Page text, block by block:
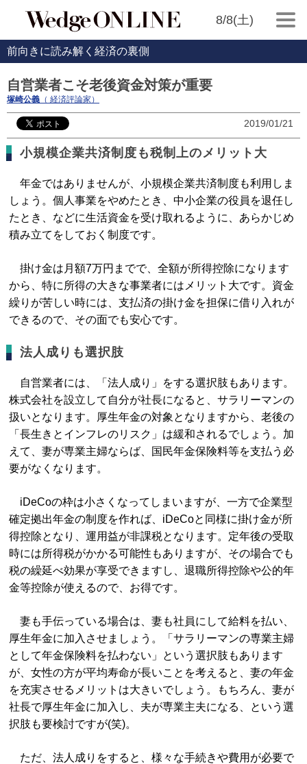
8/8(土)
前向きに読み解く経済の裏側
自営業者こそ老後資金対策が重要
塚崎公義 （ 経済評論家）
2019/01/21
小規模企業共済制度も税制上のメリット大
年金ではありませんが、小規模企業共済制度も利用しま
しょう。個人事業をやめたとき、中小企業の役員を退任し
たとき、などに生活資金を受け取れるように、あらかじめ
積み立てをしておく制度です。
掛け金は月額7万円までで、全額が所得控除になります
から、特に所得の大きな事業者にはメリット大です。資金
繰りが苦しい時には、支払済の掛け金を担保に借り入れが
できるので、その面でも安心です。
法人成りも選択肢
自営業者には、「法人成り」をする選択肢もあります。
株式会社を設立して自分が社長になると、サラリーマンの
扱いとなります。厚生年金の対象となりますから、老後の
「長生きとインフレのリスク」は緩和されるでしょう。加
えて、妻が専業主婦ならば、国民年金保険料等を支払う必
要がなくなります。
iDeCoの枠は小さくなってしまいますが、一方で企業型
確定拠出年金の制度を作れば、iDeCoと同様に掛け金が所
得控除となり、運用益が非課税となります。定年後の受取
時には所得税がかかる可能性もありますが、その場合でも
税の繰延べ効果が享受できますし、退職所得控除や公的年
金等控除が使えるので、お得です。
妻も手伝っている場合は、妻も社員にして給料を払い、
厚生年金に加入させましょう。「サラリーマンの専業主婦
として年金保険料を払わない」という選択肢もあります
が、女性の方が平均寿命が長いことを考えると、妻の年金
を充実させるメリットは大きいでしょう。もちろん、妻が
社長で厚生年金に加入し、夫が専業主夫になる、という選
択肢も要検討ですが(笑)。
ただ、法人成りをすると、様々な手続きや費用が必要で